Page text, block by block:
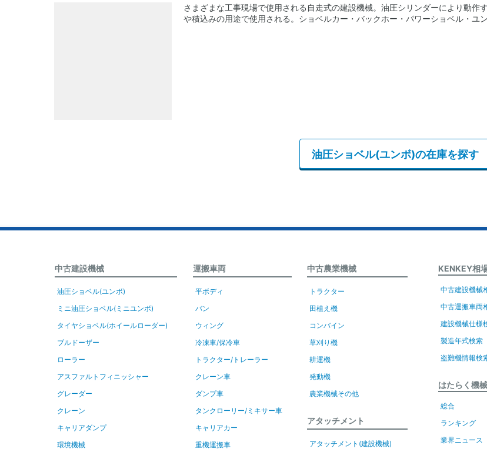
さまざまな工事現場で使用される自走式の建設機械。油圧シリンダーにより動
や積込みの用途で使用される。ショベルカー・バックホー・パワーショベル・ユ
油圧ショベル(ユンボ)の在庫を探す
中古建設機械
油圧ショベル(ユンボ)
ミニ油圧ショベル(ミニユンボ)
タイヤショベル(ホイールローダー)
ブルドーザー
ローラー
アスファルトフィニッシャー
グレーダー
クレーン
キャリアダンプ
環境機械
運搬車両
平ボディ
バン
ウィング
冷凍車/保冷車
トラクター/トレーラー
クレーン車
ダンプ車
タンクローリー/ミキサー車
キャリアカー
重機運搬車
中古農業機械
トラクター
田植え機
コンバイン
草刈り機
耕運機
発動機
農業機械その他
アタッチメント
アタッチメント(建設機械)
KENKEY相
中古建設機械
中古運搬車両
建設機械仕様
製造年式検索
盗難機情報検
はたらく機
総合
ランキング
業界ニュース